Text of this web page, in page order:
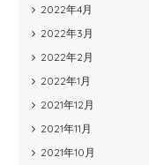
2022年4月
2022年3月
2022年2月
2022年1月
2021年12月
2021年11月
2021年10月